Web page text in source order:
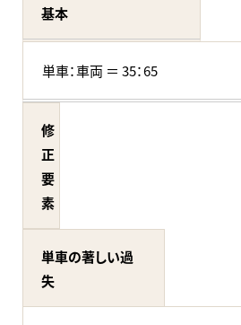
基本
単車：車両 ＝ 35：65
修
正
要
素
単車の著しい過
失